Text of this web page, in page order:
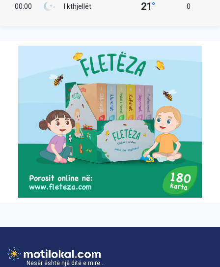
00:00 I kthjellët 21° 0
Nesër është një ditë e mirë...